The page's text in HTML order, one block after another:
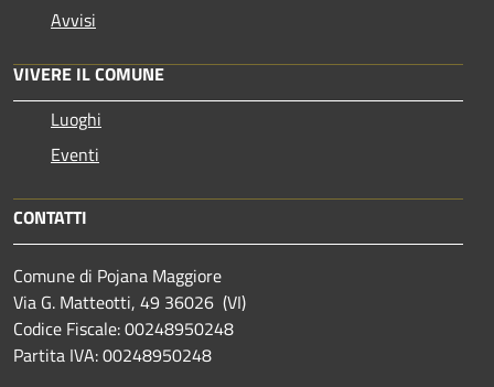
Avvisi
VIVERE IL COMUNE
Luoghi
Eventi
CONTATTI
Comune di Pojana Maggiore
Via G. Matteotti, 49 36026 (VI)
Codice Fiscale: 00248950248
Partita IVA: 00248950248